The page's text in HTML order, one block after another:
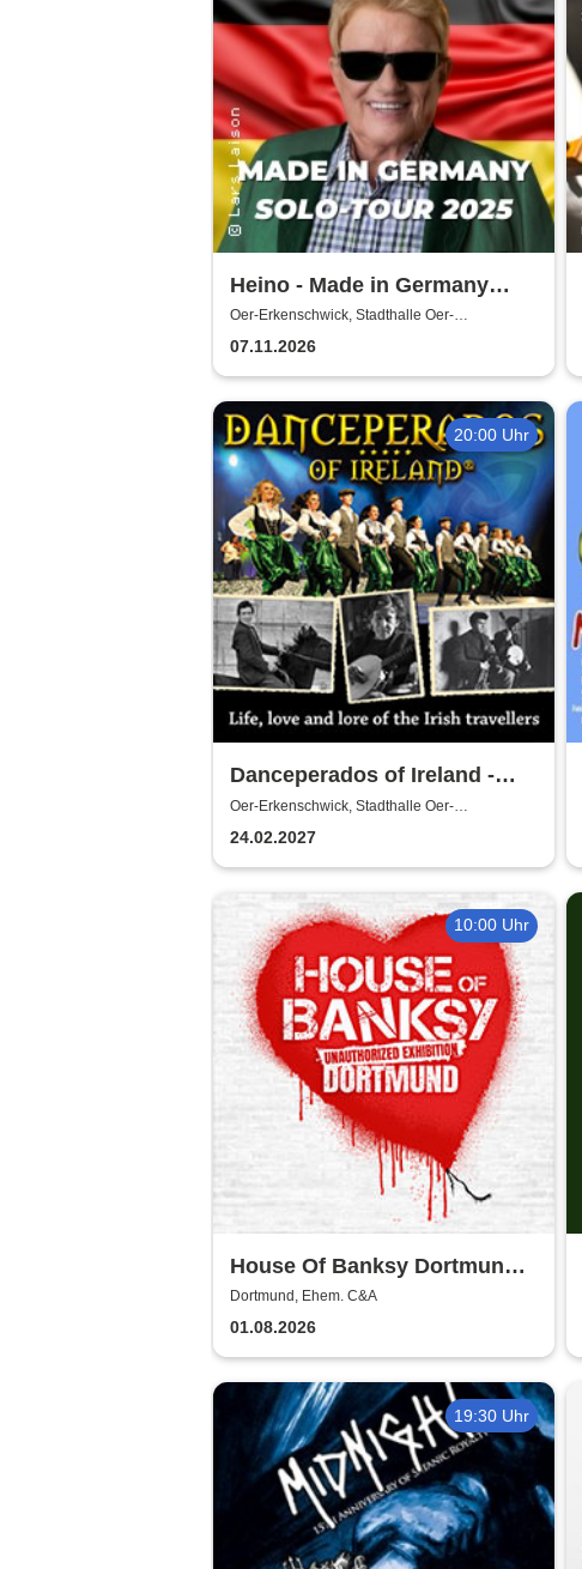
Heino - Made in Germany
Solo-Tour
Oer-Erkenschwick, Stadthalle Oer-
Erkenschwick
07.11.2026
20:00 Uhr
Danceperados of Ireland -
Life, love and lore of the Irish
Travellers Tour
Oer-Erkenschwick, Stadthalle Oer-
24.02.2027
10:00 Uhr
House Of Banksy Dortmund |
Flextickets
Dortmund, Ehem. C&A
01.08.2026
19:30 Uhr